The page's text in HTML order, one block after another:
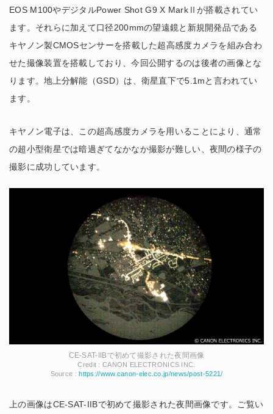
EOS M100やデジタルPower Shot G9 X MarkⅡが搭載されてい
ます。それらに加えて口径200mmの望遠鏡と新規開発品である
キヤノン製CMOSセンサーを搭載した超高感度カメラを組み合わ
せた撮像装置を搭載しており、今回公開するのは後者の画像とな
ります。地上分解能（GSD）は、衛星直下で5.1mと言われてい
ます。
キヤノン電子は、この超高感度カメラを用いることにより、通常
の超小型衛星では暗過ぎてなかなか撮影が難しい、夜間の様子の
撮影に成功しています。
CE-SAT-IIBで初めて撮影された夜間画像
Credit : CANON ELECTRONICS INC.
Source :https://www.canon-elec.co.jp/news/post-5221/
上の画像はCE-SAT-IIBで初めて撮影された夜間画像です。ご覧い